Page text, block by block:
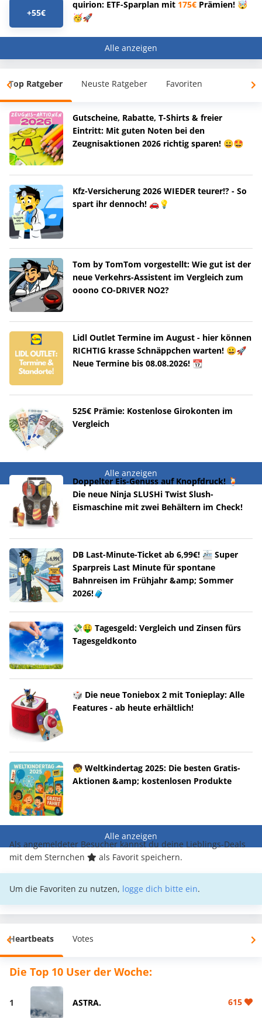
+55€
quirion: ETF-Sparplan mit 175€ Prämien! 🤯
🥳🚀
Alle anzeigen
Top Ratgeber Neuste Ratgeber Favoriten
Gutscheine, Rabatte, T-Shirts & freier
Eintritt: Mit guten Noten bei den
Zeugnisaktionen 2026 richtig sparen! 😀🤩
Kfz-Versicherung 2026 WIEDER teurer!? - So
spart ihr dennoch! 🚗💡
Tom by TomTom vorgestellt: Wie gut ist der
neue Verkehrs-Assistent im Vergleich zum
ooono CO-DRIVER NO2?
Lidl Outlet Termine im August - hier können
RICHTIG krasse Schnäppchen warten! 😀🚀
Neue Termine bis 08.08.2026! 📆
525€ Prämie: Kostenlose Girokonten im
Vergleich
Alle anzeigen
Doppelter Eis-Genuss auf Knopfdruck! 🍹
Die neue Ninja SLUSHi Twist Slush-
Eismaschine mit zwei Behältern im Check!
DB Last-Minute-Ticket ab 6,99€! 🚈 Super
Sparpreis Last Minute für spontane
Bahnreisen im Frühjahr &amp; Sommer
2026!🧳
💸🤑 Tagesgeld: Vergleich und Zinsen fürs
Tagesgeldkonto
🎲 Die neue Toniebox 2 mit Tonieplay: Alle
Features - ab heute erhältlich!
🧒 Weltkindertag 2025: Die besten Gratis-
Aktionen &amp; kostenlosen Produkte
Alle anzeigen
Als angemeldeter Besucher kannst du deine Lieblings-Deals
mit dem Sternchen
als Favorit speichern.
Um die Favoriten zu nutzen, logge dich bitte ein.
Heartbeats Votes
Die Top 10 User der Woche:
1 ASTRA. 615